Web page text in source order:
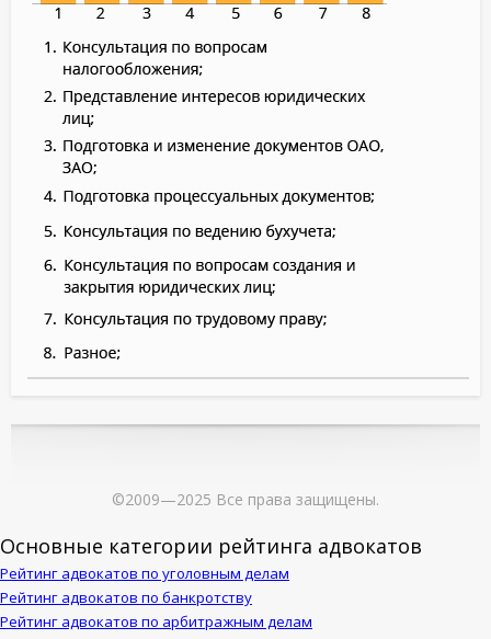
©2009—2025 Все права защищены.
Основные категории рейтинга адвокатов
Рейтинг адвокатов по уголовным делам
Рейтинг адвокатов по банкротству
Рейтинг адвокатов по арбитражным делам